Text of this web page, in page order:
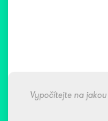
Vypočítejte na